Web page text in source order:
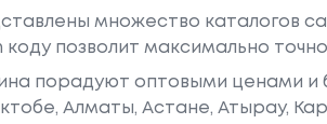
множество каталогов
позволит максимально
порадуют оптовыми ценами и
Алматы, Астане, Атырау,